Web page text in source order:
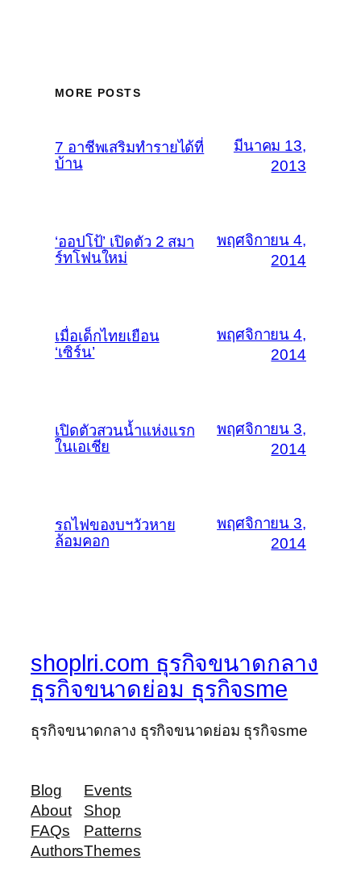
MORE POSTS
7 อาชีพเสริมทำรายได้ที่
บ้าน
มีนาคม 13,
2013
‘ออปโป้’ เปิดตัว 2 สมา
ร์ทโฟนใหม่
พฤศจิกายน 4,
2014
เมื่อเด็กไทยเยือน
‘เซิร์น’
พฤศจิกายน 4,
2014
เปิดตัวสวนน้ำแห่งแรก
ในเอเชีย
พฤศจิกายน 3,
2014
รถไฟของบฯวัวหาย
ล้อมคอก
พฤศจิกายน 3,
2014
shoplri.com ธุรกิจขนาดกลาง
ธุรกิจขนาดย่อม ธุรกิจsme
ธุรกิจขนาดกลาง ธุรกิจขนาดย่อม ธุรกิจsme
Blog
About
FAQs
Authors
Events
Shop
Patterns
Themes